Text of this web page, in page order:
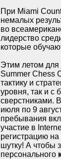
При Miami
немалых
во
лидерство
которые
Этим летом для
Summer Chess
тактику и
уровня, так и с
сверстниками.
июля по 9
пребывания
участие в
регистрацию
шутку! А чтобы
персонального